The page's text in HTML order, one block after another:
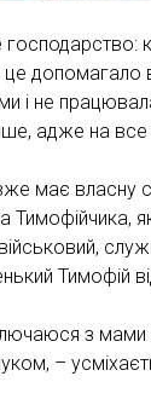
це
і не
адже на все
має власну
Тимофійчика,
Тимофій
з
–